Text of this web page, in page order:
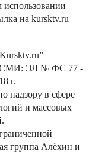
на kursktv.ru
СМИ: ЭЛ № ФС 77 -
г.
надзору в сфере
и массовых
группа Алёхин и